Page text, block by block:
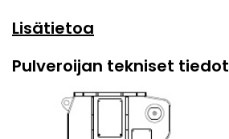
Lisätietoa
Pulveroijan tekniset tiedot